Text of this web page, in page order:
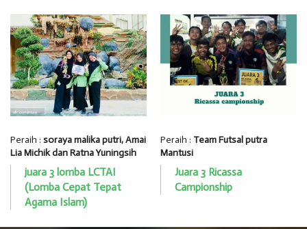
Peraih : soraya malika putri, Amai
Lia Michik dan Ratna Yuningsih
juara 3 lomba LCTAI
(Lomba Cepat Tepat
Agama Islam)
Peraih : Team Futsal putra
Mantusi
Juara 3 Ricassa
Campionship